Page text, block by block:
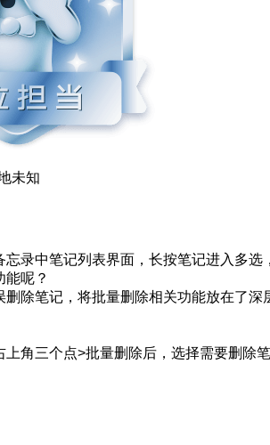
未知
忘录中笔记列表界面，长按笔记进入多选
能呢？
删除笔记，将批量删除相关功能放在了深
上角三个点>批量删除后，选择需要删除笔